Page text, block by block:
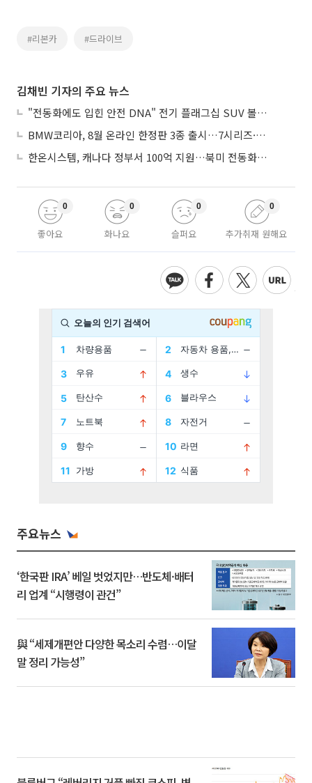
#리본카 #드라이브
김채빈 기자의 주요 뉴스
"전동화에도 입힌 안전 DNA" 전기 플래그십 SUV 볼보 'EX90'
BMW코리아, 8월 온라인 한정판 3종 출시…7시리즈·X7·M340i 투어링
한온시스템, 캐나다 정부서 100억 지원…북미 전동화 시장 가속
좋아요
0
화나요
0
슬퍼요
0
추가취재 원해요
0
주요뉴스
‘한국판 IRA’ 베일 벗었지만…반도체·배터
리 업계 “시행령이 관건”
與 “세제개편안 다양한 목소리 수렴…이달
말 정리 가능성”